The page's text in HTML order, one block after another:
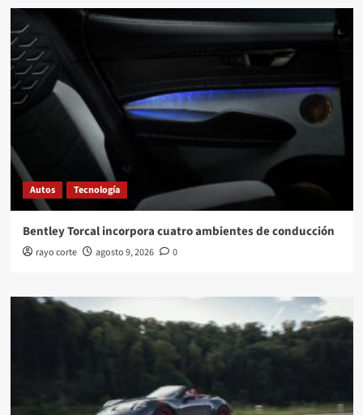
Autos Tecnología
Bentley Torcal incorpora cuatro ambientes de conducción
rayo corte agosto 9, 2026 0